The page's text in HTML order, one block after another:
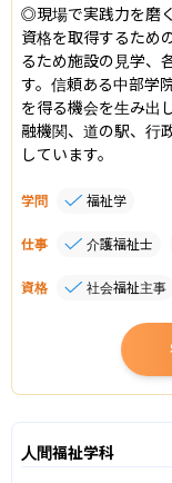
◎現場で実践力を磨く
資格を取得するため
るため施設の見学、
す。信頼ある中部学
を得る機会を生み出
融機関、道の駅、行
しています。
学問 福祉学
仕事 介護福祉士
資格 社会福祉主事
人間福祉学科